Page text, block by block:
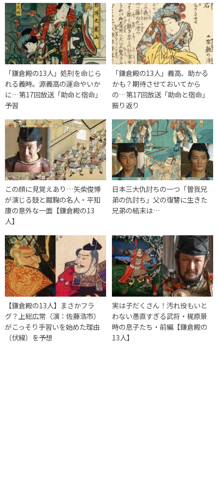
「鎌倉殿の13人」処刑を命じら
れる義時。源義高の運命やいか
に…第17回放送「助命と宿命」
予習
「鎌倉殿の13人」義高、助かる
かも？期待させておいてから
の…第17回放送「助命と宿命」
振り返り
この顔に見覚えあり…矢柴俊博
が演じる鼓と蹴鞠の名人・平知
康の意外な一面【鎌倉殿の13
人】
日本三大仇討ちの一つ「曽我兄
弟の仇討ち」父の復讐に生きた
兄弟の結末は…
【鎌倉殿の13人】まさかフラ
グ？上総広常（演：佐藤浩市）
がこっそり手習いを始めた理由
（伏線）を予想
実は子だくさん！汚れ役もいと
わない愚直すぎる武将・梶原景
時の息子たち・前編【鎌倉殿の
13人】